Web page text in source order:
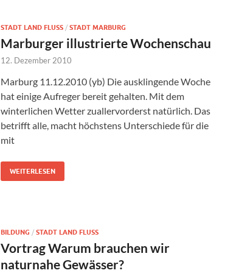
STADT LAND FLUSS / STADT MARBURG
Marburger illustrierte Wochenschau
12. Dezember 2010
Marburg 11.12.2010 (yb) Die ausklingende Woche
hat einige Aufreger bereit gehalten. Mit dem
winterlichen Wetter zuallervorderst natürlich. Das
betrifft alle, macht höchstens Unterschiede für die
mit
WEITERLESEN
BILDUNG / STADT LAND FLUSS
Vortrag Warum brauchen wir
naturnahe Gewässer?